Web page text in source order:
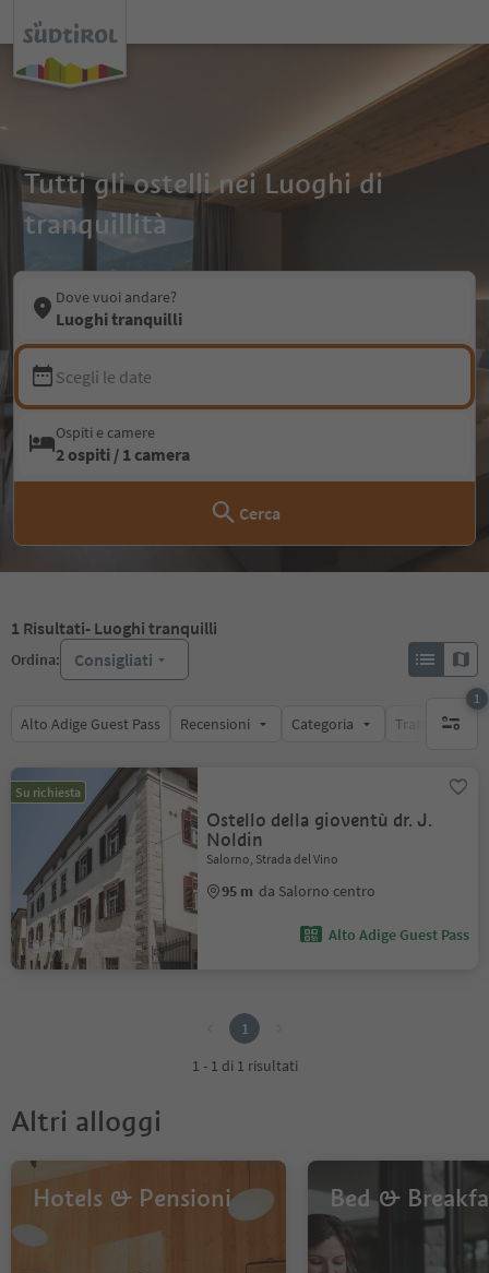
Tutti gli ostelli nei Luoghi di
tranquillità
Dove vuoi andare?
Luoghi tranquilli
Scegli le date
Ospiti e camere
2 ospiti / 1 camera
Cerca
1 Risultati- Luoghi tranquilli
Ordina: Consigliati
Alto Adige Guest Pass Recensioni Categoria Trattamento
1
1 filtro
Su richiesta
Ostello della gioventù dr. J.
Noldin
Salorno, Strada del Vino
95 m da Salorno centro
Alto Adige Guest Pass
1
1 - 1 di 1 risultati
Altri alloggi
Hotels & Pensioni Bed &